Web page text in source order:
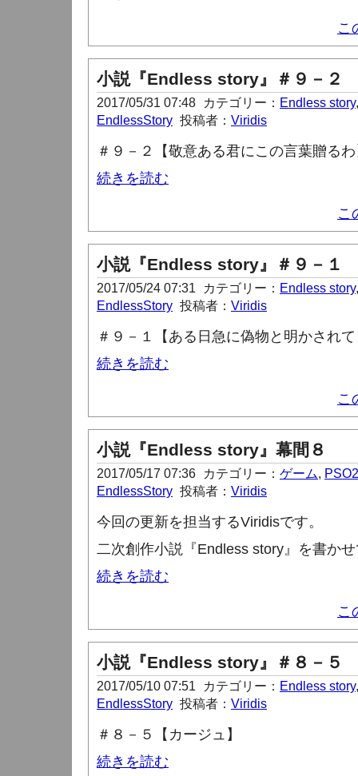
こ
小説『Endless story』＃９－２
2017/05/31 07:48 カテゴリー： Endless story
EndlessStory 投稿者： Viridis
＃９－２【敬意ある君にこの言葉贈る
続きを読む
こ
小説『Endless story』＃９－１
2017/05/24 07:31 カテゴリー： Endless story
EndlessStory 投稿者： Viridis
＃９－１【ある日急に偽物と明かされ
続きを読む
こ
小説『Endless story』幕間８
2017/05/17 07:36 カテゴリー： ゲーム, PSO2
EndlessStory 投稿者： Viridis
今回の更新を担当するViridisです。
二次創作小説『Endless story』を書か
続きを読む
こ
小説『Endless story』＃８－５
2017/05/10 07:51 カテゴリー： Endless story
EndlessStory 投稿者： Viridis
＃８－５【カージュ】
続きを読む